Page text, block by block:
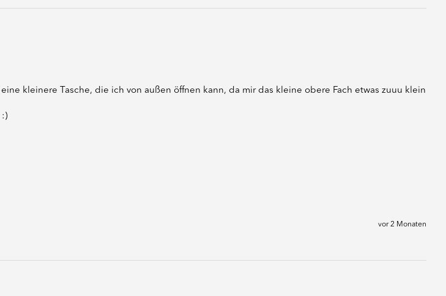
kleinere Tasche, die ich von außen öffnen kann, da mir das kleine obere Fach etwas zuuu klein
:)
vor 2 Monaten